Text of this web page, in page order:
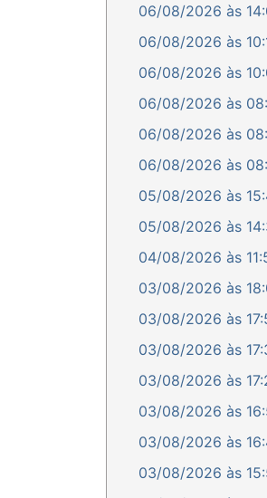
06/08/2026 às
06/08/2026 às
06/08/2026 às
06/08/2026 às
06/08/2026 às
06/08/2026 às
05/08/2026 às
05/08/2026 às
04/08/2026 às
03/08/2026 às
03/08/2026 às
03/08/2026 às
03/08/2026 às
03/08/2026 às
03/08/2026 às
03/08/2026 às